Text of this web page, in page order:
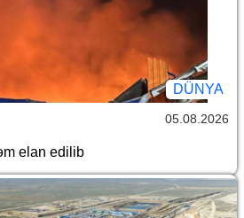
DÜNYA
05.08.2026
elan edilib